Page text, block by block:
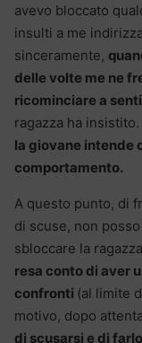
avevo bloccato
insulti a me
sinceramente,
delle volte me ne
ricominciare a
ragazza ha
la giovane intende
comportamento.
A questo punto, di
di scuse, non
sbloccare la
resa conto di aver
confronti (al limite
motivo, dopo
di scusarsi e di